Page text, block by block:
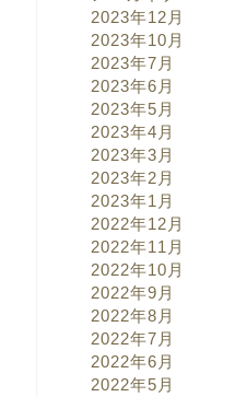
2023年12月
2023年10月
2023年7月
2023年6月
2023年5月
2023年4月
2023年3月
2023年2月
2023年1月
2022年12月
2022年11月
2022年10月
2022年9月
2022年8月
2022年7月
2022年6月
2022年5月